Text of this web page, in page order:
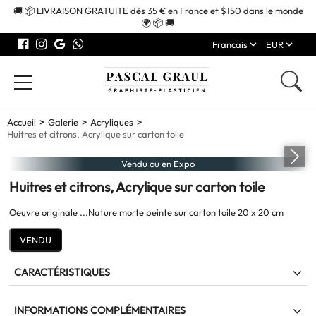
🚚 📦 LIVRAISON GRATUITE dès 35 € en France et $150 dans le monde
🌍 📦 🚚
Francais
EUR
Accueil Galerie
Acryliques
Huitres et citrons, Acrylique sur carton toile
Vendu ou en Expo
Huitres et citrons, Acrylique sur carton toile
Oeuvre originale ...Nature morte peinte sur carton toile 20 x 20 cm
VENDU
CARACTÉRISTIQUES
INFORMATIONS COMPLÉMENTAIRES